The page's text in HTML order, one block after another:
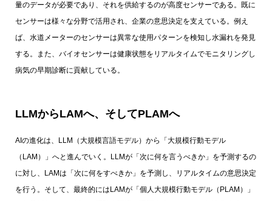
量のデータが必要であり、それを供給するのが高度センサーである。既に
センサーは様々な分野で活用され、企業の意思決定を支えている。例え
ば、水道メーターのセンサーは異常な使用パターンを検知し水漏れを発見
する。また、バイオセンサーは健康状態をリアルタイムでモニタリングし
病気の早期診断に貢献している。
LLMからLAMへ、そしてPLAMへ
AIの進化は、LLM（大規模言語モデル）から「大規模行動モデル
（LAM）」へと進んでいく。LLMが「次に何を言うべきか」を予測するの
に対し、LAMは「次に何をすべきか」を予測し、リアルタイムの意思決定
を行う。そして、最終的にはLAMが「個人大規模行動モデル（PLAM）」